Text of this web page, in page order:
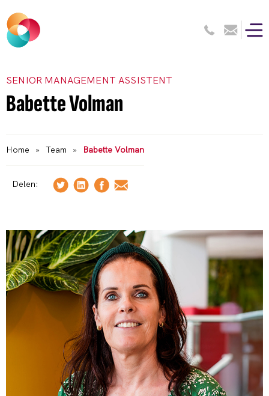
SENIOR MANAGEMENT ASSISTENT
Babette Volman
Home » Team » Babette Volman
Delen: